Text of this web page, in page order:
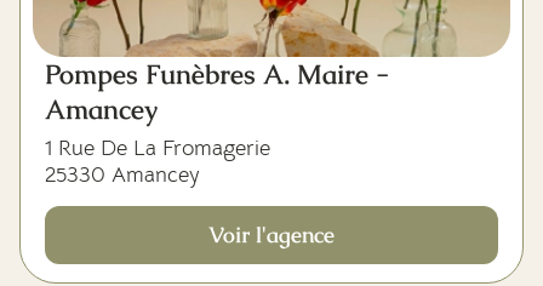
Pompes Funèbres A. Maire -
Amancey
1 Rue De La Fromagerie
25330 Amancey
Voir l'agence